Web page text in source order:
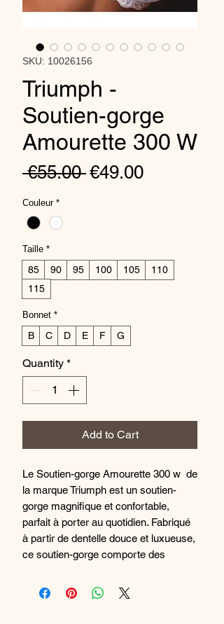
SKU: 10026156
Triumph -
Soutien-gorge
Amourette 300 W
€55.00 Regular
€49.00Sale
Couleur *
Taille *
85 90 95 100 105
110
115
Bonnet *
B C D E F G
Quantity *
Add to Cart
Le Soutien-gorge Amourette 300 w de
la marque Triumph est un soutien-
gorge magnifique et confortable,
parfait à porter au quotidien. Fabriqué
à partir de dentelle douce et luxueuse,
ce soutien-gorge comporte des
bon soutien , ainsi que des bretelles
réglables qui assurent un ajustement